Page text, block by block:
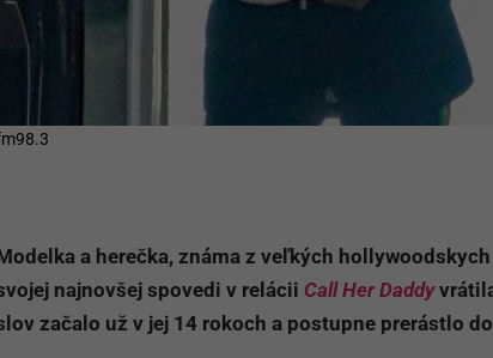
a herečka, známa z veľkých
najnovšej spovedi v relácii Call Her Daddy
začalo už v jej 14 rokoch a postupne prerástlo